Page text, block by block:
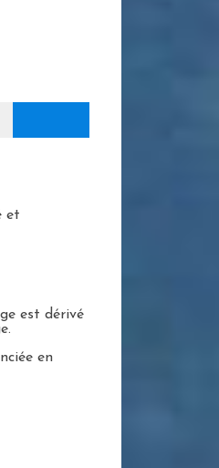
et
est dérivé
en